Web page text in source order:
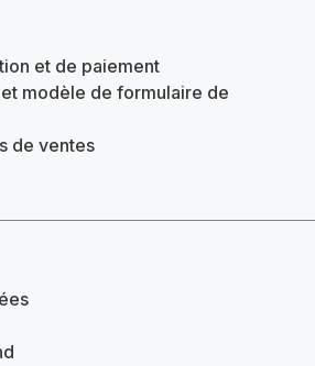
et de paiement
modèle de formulaire de
de ventes